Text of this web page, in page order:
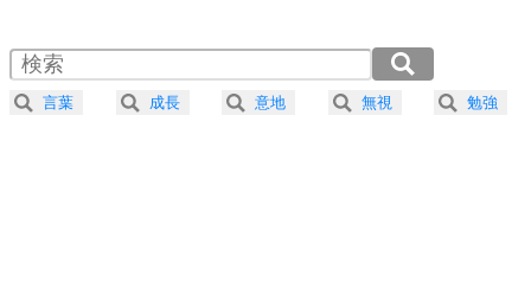
4 器の大きい人は、怒りを優しさで表現する。
プラス思考
2.0倍速 （207KB 52秒）
2.5倍速 （166KB 42秒）
3.0倍速 （139KB 35秒）
言葉 成長 意地 無視 勉強